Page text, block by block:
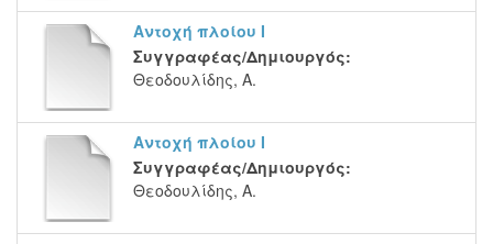
Αντοχή πλοίου Ι
Συγγραφέας/Δημιουργός:
Θεοδουλίδης, Α.
Αντοχή πλοίου Ι
Συγγραφέας/Δημιουργός:
Θεοδουλίδης, Α.